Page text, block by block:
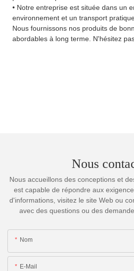
• Notre entreprise est située dans un
environnement et un transport
Nous fournissons nos produits de
abordables à long terme. N'hésitez
Nous
Nous accueillons des conceptions et
est capable de répondre aux
d'informations, visitez le site Web ou
avec des questions ou des
Nom
E-Mail